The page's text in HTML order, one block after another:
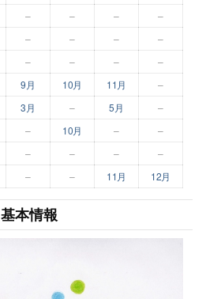
– – –
–
– – – –
– – –
–
9月 10月 11月 –
3月 – 5月
–
– 10月 – –
– – –
–
– – 11月 12月
基本情報